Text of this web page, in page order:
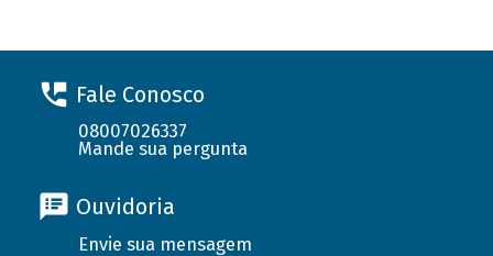
Fale Conosco
08007026337
Mande sua pergunta
Ouvidoria
Envie sua mensagem